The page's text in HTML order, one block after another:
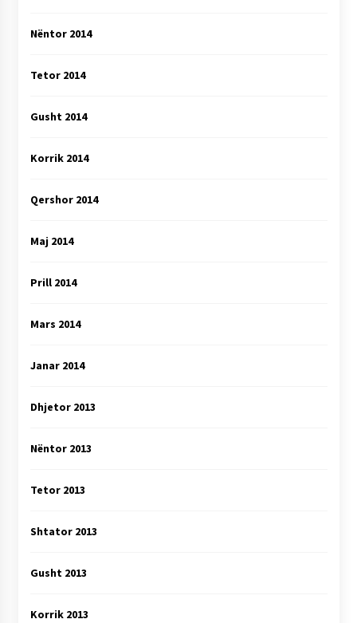
Nëntor 2014
Tetor 2014
Gusht 2014
Korrik 2014
Qershor 2014
Maj 2014
Prill 2014
Mars 2014
Janar 2014
Dhjetor 2013
Nëntor 2013
Tetor 2013
Shtator 2013
Gusht 2013
Korrik 2013